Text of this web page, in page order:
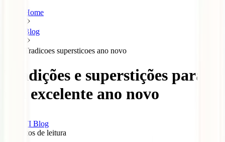
Home
Blog
Tradicoes supersticoes ano novo
Tradições e superstições para
um excelente ano novo
IATI Blog
minutos de leitura